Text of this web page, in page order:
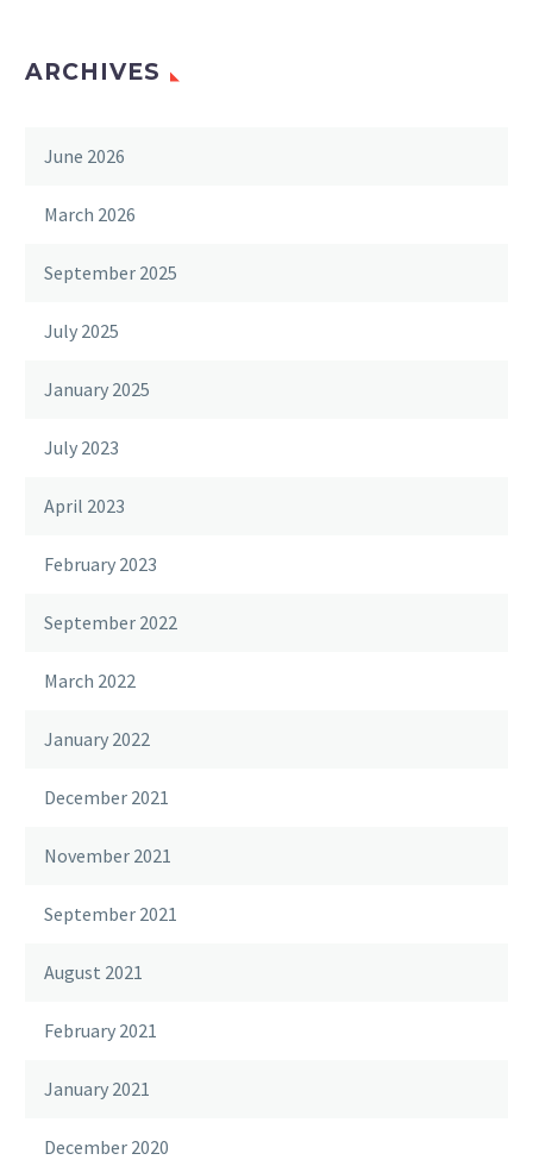
ARCHIVES
June 2026
March 2026
September 2025
July 2025
January 2025
July 2023
April 2023
February 2023
September 2022
March 2022
January 2022
December 2021
November 2021
September 2021
August 2021
February 2021
January 2021
December 2020